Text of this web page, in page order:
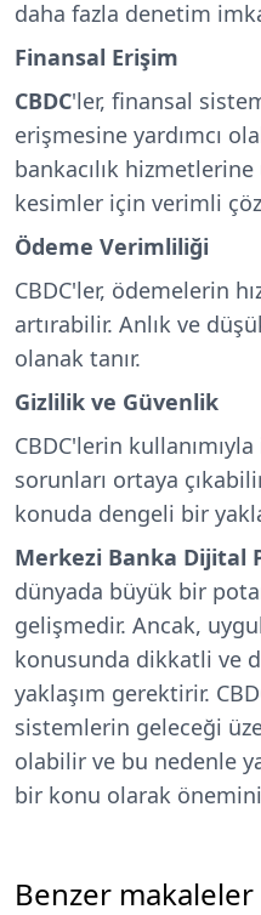
daha fazla denetim
Finansal Erişim
CBDC'ler, finansal
erişmesine yardımcı
bankacılık
kesimler için verimli
Ödeme Verimliliği
CBDC'ler, ödemelerin
artırabilir. Anlık ve
olanak tanır.
Gizlilik ve Güvenlik
CBDC'lerin
sorunları ortaya
konuda dengeli bir
Merkezi Banka Dijital
dünyada büyük bir
gelişmedir. Ancak,
konusunda dikkatli ve
yaklaşım gerektirir.
sistemlerin geleceği
olabilir ve bu nedenle
bir konu olarak
Benzer makaleler